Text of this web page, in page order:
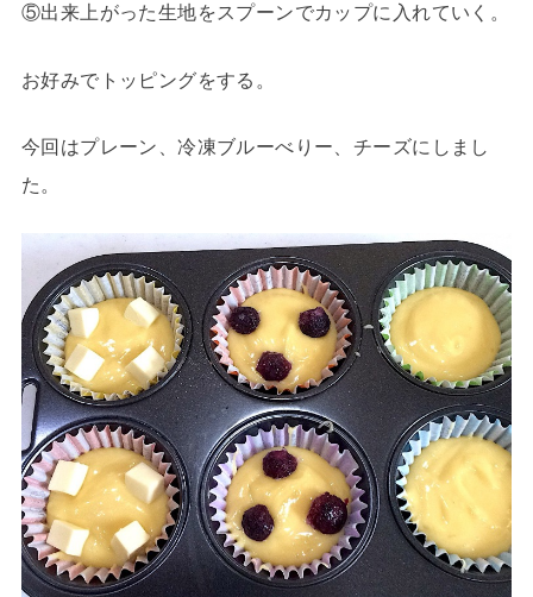
⑤出来上がった生地をスプーンでカップに入れていく。
お好みでトッピングをする。
今回はプレーン、冷凍ブルーべりー、チーズにしまし
た。